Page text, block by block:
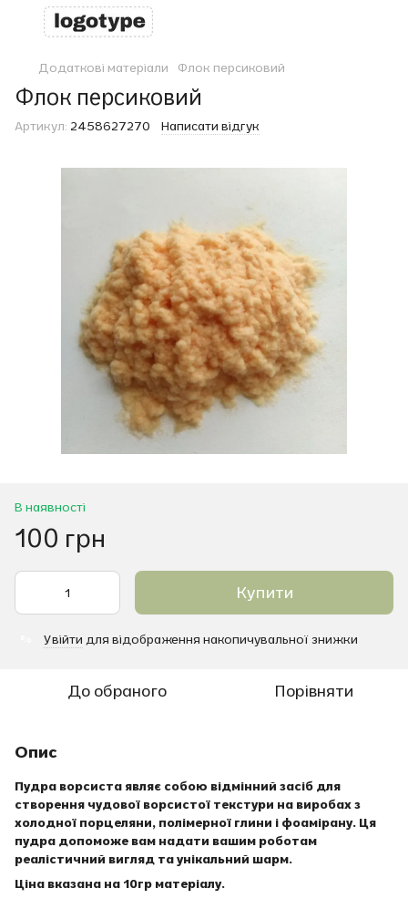
Додаткові матеріали Флок персиковий
Флок персиковий
Артикул: 2458627270 Написати відгук
В наявності
100 грн
Купити
Увійти для відображення накопичувальної знижки
До обраного Порівняти
Опис
Пудра ворсиста являє собою відмінний засіб для
створення чудової ворсистої текстури на виробах з
холодної порцеляни, полімерної глини і фоамірану. Ця
пудра допоможе вам надати вашим роботам
реалістичний вигляд та унікальний шарм.
Ціна вказана на 10гр матеріалу.